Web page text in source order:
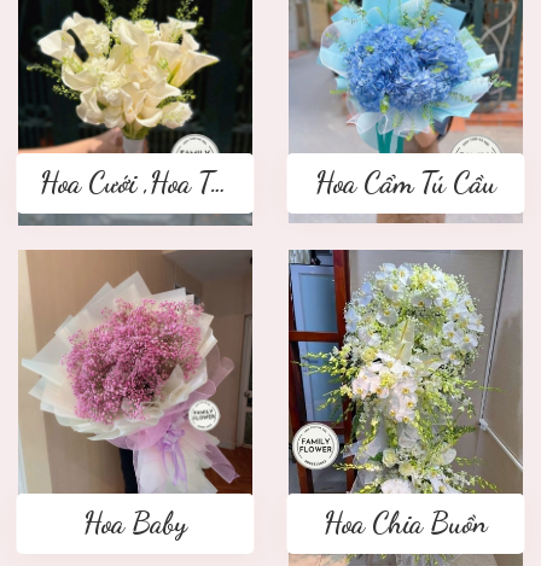
Hoa Cưới ,Hoa Tay Cầm Cô Dâu Hoa Cẩm Tú Cầu
Hoa Baby Hoa Chia Buồn